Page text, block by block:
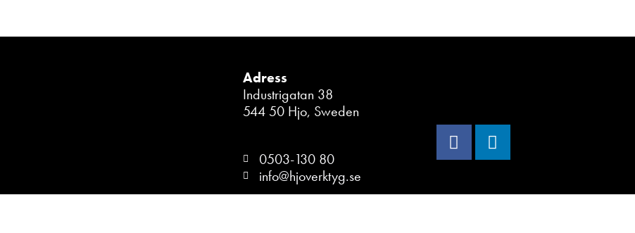
Adress
Industrigatan 38
544 50 Hjo, Sweden
0503-130 80
info@hjoverktyg.se